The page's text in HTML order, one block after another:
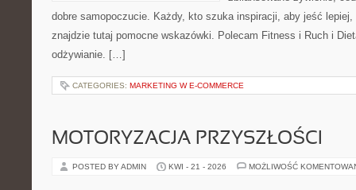
dobre samopoczucie. Każdy, kto szuka inspiracji, aby jeść
znajdzie tutaj pomocne wskazówki. Polecam Fitness i Ruch i
odżywianie. […]
CATEGORIES: MARKETING W E-COMMERCE
MOTORYZACJA PRZYSZŁOŚCI
POSTED BY ADMIN KWI - 21 - 2026 MOŻLIWOŚĆ